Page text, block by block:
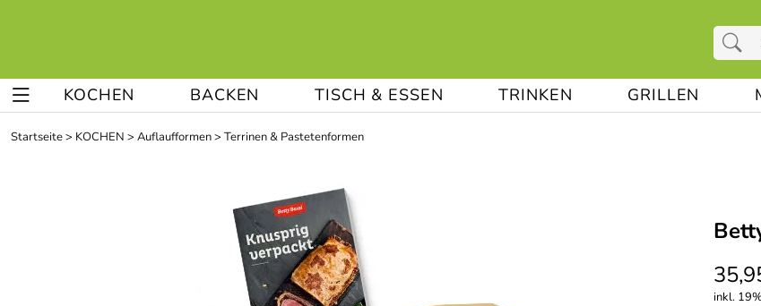
KOCHEN BACKEN TISCH & ESSEN TRINKEN GRILLEN
Startseite> KOCHEN > Auflaufformen> Terrinen & Pastetenformen
inkl.